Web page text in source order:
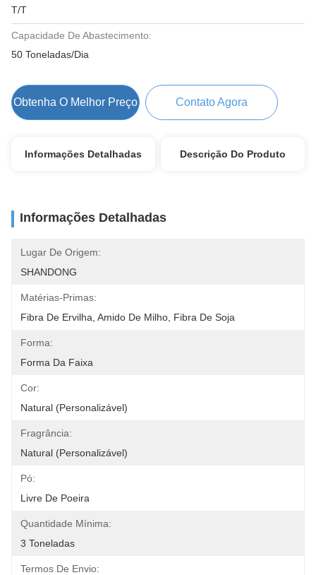
T/T
Capacidade De Abastecimento:
50 Toneladas/Dia
Obtenha O Melhor Preço Contato Agora
Informações Detalhadas Descrição Do Produto
Informações Detalhadas
Lugar De Origem:
SHANDONG
Matérias-Primas:
Fibra De Ervilha, Amido De Milho, Fibra De Soja
Forma:
Forma Da Faixa
Cor:
Natural (personalizável)
Fragrância:
Natural (personalizável)
Pó:
Livre De Poeira
Quantidade Mínima:
3 Toneladas
Termos De Envio: